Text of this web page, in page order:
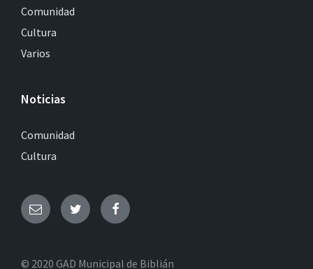
Comunidad
Cultura
Varios
Noticias
Comunidad
Cultura
© 2020 GAD Municipal de Biblián